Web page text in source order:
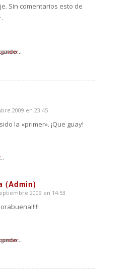
Sin comentarios esto de
2009 en 23:45
la «primer». ¡Que guay!
(Admin)
2009 en 14:53